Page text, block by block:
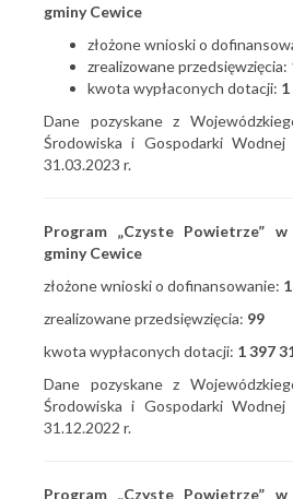
gminy Cewice
złożone wnioski o
zrealizowane przedsięwzięcia:
kwota wypłaconych dotacji: 1
Dane pozyskane z
Środowiska i Gospodarki
31.03.2023 r.
Program „Czyste Powietrze”
gminy Cewice
złożone wnioski o dofinansowanie:
zrealizowane przedsięwzięcia: 99
kwota wypłaconych dotacji: 1 397
Dane pozyskane z
Środowiska i Gospodarki
31.12.2022 r.
Program „Czyste Powietrze”